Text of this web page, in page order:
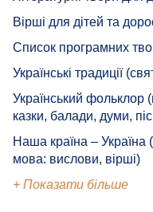
Вірші для дітей та
Список програмних
Українські традиції
Український фольклор
казки, балади, думи,
Наша країна – Україна
мова: вислови, вірші)
+ Показати більше